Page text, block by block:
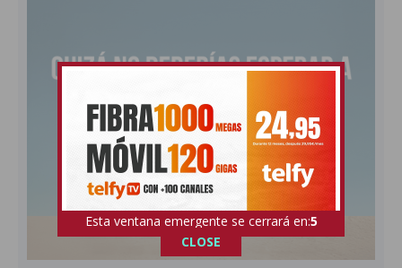
Esta ventana emergente se cerrará en:4
CLOSE